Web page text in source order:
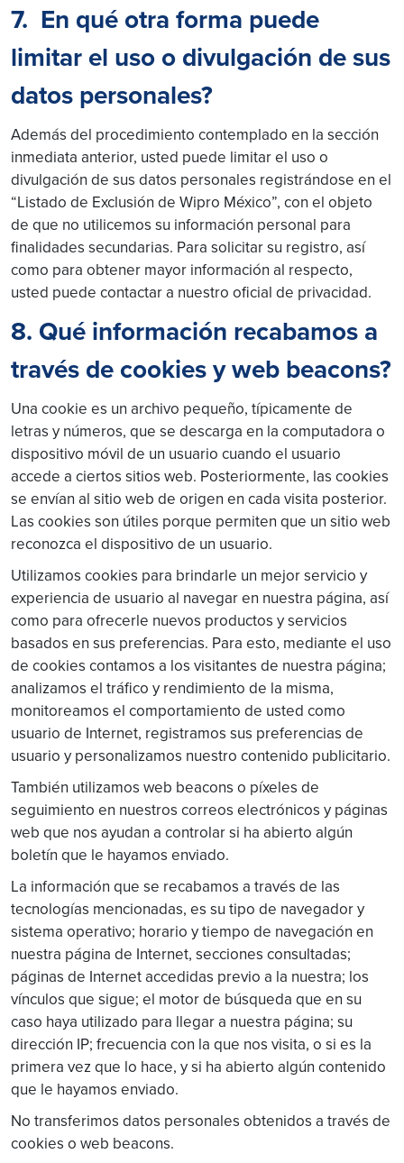
7. En qué otra forma puede
limitar el uso o divulgación de sus
datos personales?
Además del procedimiento contemplado en la sección
inmediata anterior, usted puede limitar el uso o
divulgación de sus datos personales registrándose en el
“Listado de Exclusión de Wipro México”, con el objeto
de que no utilicemos su información personal para
finalidades secundarias. Para solicitar su registro, así
como para obtener mayor información al respecto,
usted puede contactar a nuestro oficial de privacidad.
8. Qué información recabamos a
través de cookies y web beacons?
Una cookie es un archivo pequeño, típicamente de
letras y números, que se descarga en la computadora o
dispositivo móvil de un usuario cuando el usuario
accede a ciertos sitios web. Posteriormente, las cookies
se envían al sitio web de origen en cada visita posterior.
Las cookies son útiles porque permiten que un sitio web
reconozca el dispositivo de un usuario.
Utilizamos cookies para brindarle un mejor servicio y
experiencia de usuario al navegar en nuestra página, así
como para ofrecerle nuevos productos y servicios
basados en sus preferencias. Para esto, mediante el uso
de cookies contamos a los visitantes de nuestra página;
analizamos el tráfico y rendimiento de la misma,
monitoreamos el comportamiento de usted como
usuario de Internet, registramos sus preferencias de
usuario y personalizamos nuestro contenido publicitario.
También utilizamos web beacons o píxeles de
seguimiento en nuestros correos electrónicos y páginas
web que nos ayudan a controlar si ha abierto algún
boletín que le hayamos enviado.
La información que se recabamos a través de las
tecnologías mencionadas, es su tipo de navegador y
sistema operativo; horario y tiempo de navegación en
nuestra página de Internet, secciones consultadas;
páginas de Internet accedidas previo a la nuestra; los
vínculos que sigue; el motor de búsqueda que en su
caso haya utilizado para llegar a nuestra página; su
dirección IP; frecuencia con la que nos visita, o si es la
primera vez que lo hace, y si ha abierto algún contenido
que le hayamos enviado.
No transferimos datos personales obtenidos a través de
cookies o web beacons.